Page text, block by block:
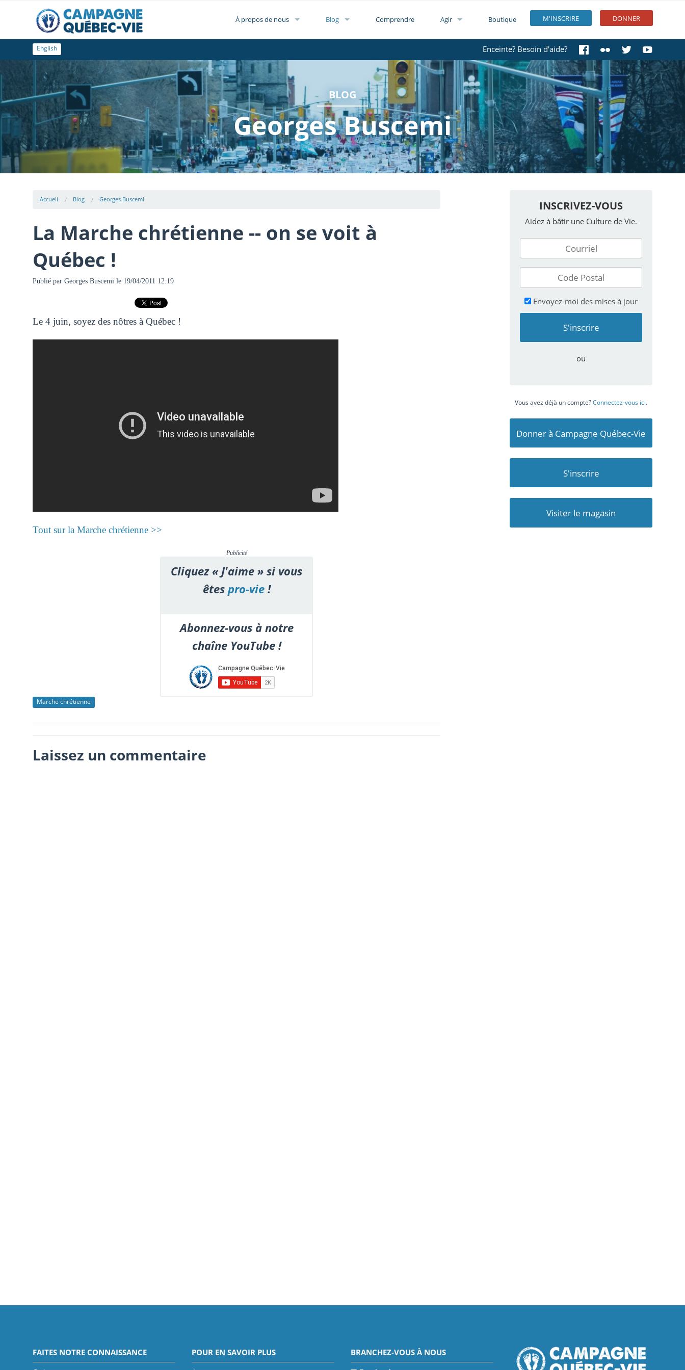
M'INSCRIRE DONNER
À propos de nous Blog Comprendre Agir Boutique
Enceinte? Besoin d'aide?
English
BLOG
Georges Buscemi
Accueil Blog Georges Buscemi
La Marche chrétienne -- on se voit à
Québec !
Publié par Georges Buscemi le 19/04/2011 12:19
Le 4 juin, soyez des nôtres à Québec !
Tout sur la Marche chrétienne >>
Publicité
Cliquez « J'aime » si vous
êtespro-vie!
Abonnez-vous à notre
chaîne YouTube !
Marche chrétienne
Laissez un commentaire
INSCRIVEZ-VOUS
Aidez à bâtir une Culture de Vie.
Envoyez-moi des mises à jour
ou
Vous avez déjà un compte?Connectez-vous ici.
Donner à Campagne Québec-Vie
S'inscrire
Visiter le magasin
FAITES NOTRE CONNAISSANCE
POUR EN SAVOIR PLUS
BRANCHEZ-VOUS À NOUS